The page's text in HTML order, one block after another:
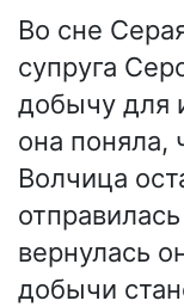
Во сне
супруга
добычу для
она поняла,
Волчица
вернулась
добычи